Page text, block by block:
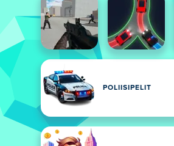
POLIISIPELIT